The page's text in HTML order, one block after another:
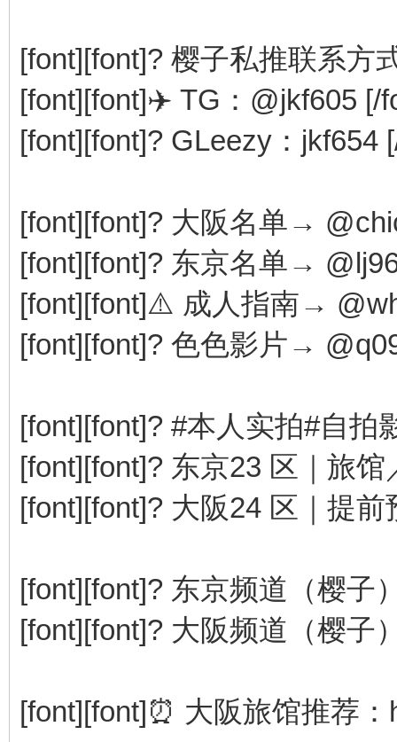
[font][font]? 樱子私推联系方
[font][font]✈️ TG：@jkf605 [/
[font][font]? GLeezy：jkf654
[font][font]? 大阪名单→
[font][font]? 东京名单→
[font][font]⚠️ 成人指南→
[font][font]? 色色影片→
[font][font]? #本人实拍#自拍
[font][font]? 东京23 区｜旅
[font][font]? 大阪24 区｜提
[font][font]? 东京频道（樱子
[font][font]? 大阪频道（樱子
[font][font]⏰ 大阪旅馆推荐